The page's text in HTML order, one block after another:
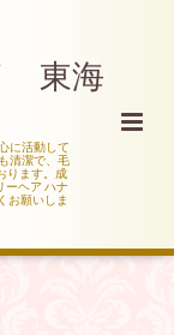
東海
に活動して
清潔で、毛
ります。成
ーヘア ハナ
お願いしま